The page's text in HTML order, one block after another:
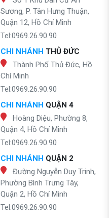
Sương, P. Tân Hưng Thuận,
Quận 12, Hồ Chí Minh
Tel:0969.26.90.90
CHI NHÁNH THỦ ĐỨC
Thành Phố Thủ Đức, Hồ
Chí Minh
Tel:0969.26.90.90
CHI NHÁNH QUẬN 4
Hoàng Diệu, Phường 8,
Quận 4, Hồ Chí Minh
Tel:0969.26.90.90
CHI NHÁNH QUẬN 2
Đường Nguyễn Duy Trinh,
Phường Bình Trưng Tây,
Quận 2, Hồ Chí Minh
Tel:0969.26.90.90